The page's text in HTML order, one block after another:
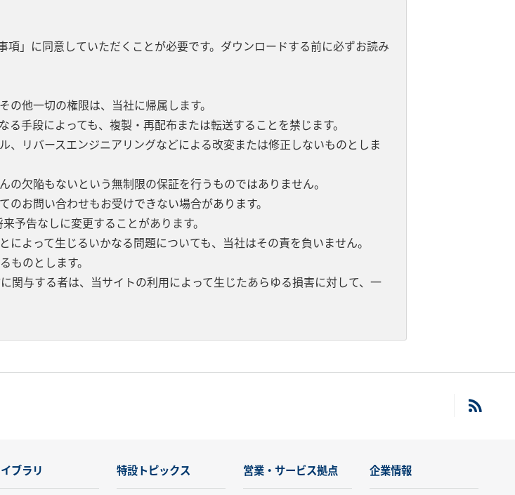
」に同意していただくことが必要です。ダウンロードする前に必ずお読み
他一切の権限は、当社に帰属します。
手段によっても、複製・再配布または転送することを禁じます。
リバースエンジニアリングなどによる改変または修正しないものとしま
欠陥もないという無制限の保証を行うものではありません。
お問い合わせもお受けできない場合があります。
予告なしに変更することがあります。
よって生じるいかなる問題についても、当社はその責を負いません。
ものとします。
関与する者は、当サイトの利用によって生じたあらゆる損害に対して、一
ブラリ 特設トピックス 営業・サービス拠点 企業情報